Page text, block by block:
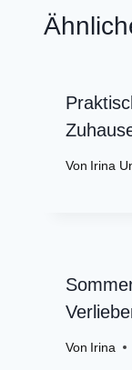
Von Irina
Von Irina